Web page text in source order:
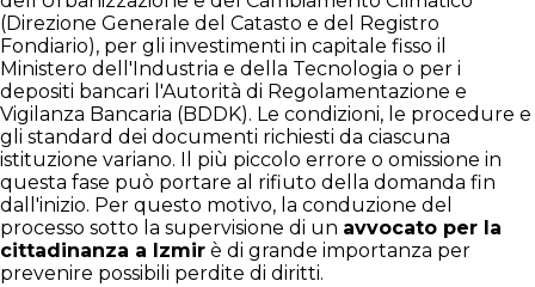
(Direzione Generale del Catasto e del Registro
Fondiario), per gli investimenti in capitale fisso il
Ministero dell'Industria e della Tecnologia o per i
depositi bancari l'Autorità di Regolamentazione e
Vigilanza Bancaria (BDDK). Le condizioni, le procedure e
gli standard dei documenti richiesti da ciascuna
istituzione variano. Il più piccolo errore o omissione in
questa fase può portare al rifiuto della domanda fin
dall'inizio. Per questo motivo, la conduzione del
processo sotto la supervisione di un avvocato per la
cittadinanza a Izmir è di grande importanza per
prevenire possibili perdite di diritti.